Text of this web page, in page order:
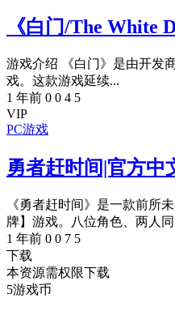
《白门/The White
游戏介绍 《白门》是由开发
戏。这款游戏延续...
1 年前 0 0 4 5
VIP
PC游戏
勇者赶时间|官方中
《勇者赶时间》是一款前所
牌】游戏。八位角色、两人同
1 年前 0 0 7 5
下载
本资源需权限下载
5游戏币